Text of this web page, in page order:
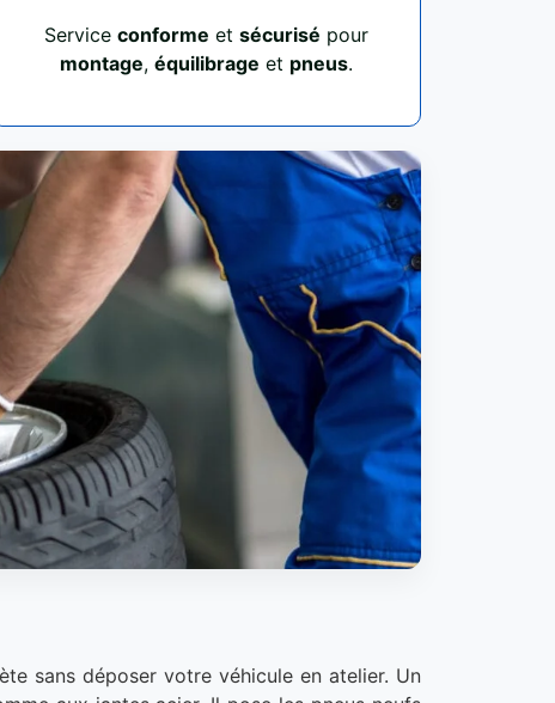
Service conforme et sécurisé pour
montage, équilibrage et pneus.
sans déposer votre véhicule en atelier. Un